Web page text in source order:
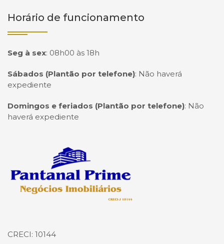
Horário de funcionamento
Seg à sex: 08h00 às 18h
Sábados (Plantão por telefone): Não haverá
expediente
Domingos e feriados (Plantão por telefone): Não
haverá expediente
Página inicial
CRECI: 10144